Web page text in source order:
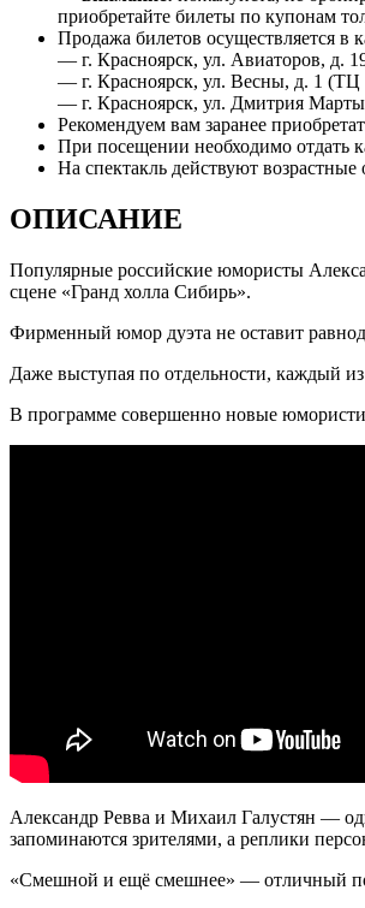
приобретайте билеты по купонам
Продажа билетов осуществляется в
— г. Красноярск, ул. Авиаторов, д.
— г. Красноярск, ул. Весны, д. 1 (ТЦ
— г. Красноярск, ул. Дмитрия
Рекомендуем вам заранее
При посещении необходимо отдать
На спектакль действуют возрастные
ОПИСАНИЕ
Популярные российские юмористы
сцене «Гранд холла Сибирь».
Фирменный юмор дуэта не оставит
Даже выступая по отдельности, каждый
В программе совершенно новые
Александр Ревва и Михаил Галустян —
запоминаются зрителями, а реплики
«Смешной и ещё смешнее» — отличный